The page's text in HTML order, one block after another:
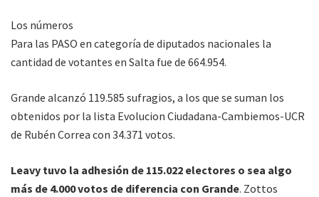
Los números
Para las PASO en categoría de diputados nacionales la
cantidad de votantes en Salta fue de 664.954.
Grande alcanzó 119.585 sufragios, a los que se suman los
obtenidos por la lista Evolucion Ciudadana-Cambiemos-UCR
de Rubén Correa con 34.371 votos.
Leavy tuvo la adhesión de 115.022 electores o sea algo
más de 4.000 votos de diferencia con Grande. Zottos